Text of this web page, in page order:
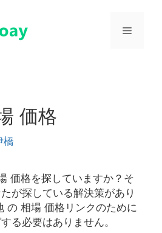
メ
価格
橋
価格を探していますか？そ
が探している解決策があり
の 相場 価格リンクのために
る必要はありません。